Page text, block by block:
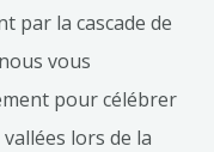
par la cascade de
vous
pour célébrer
vallées lors de la